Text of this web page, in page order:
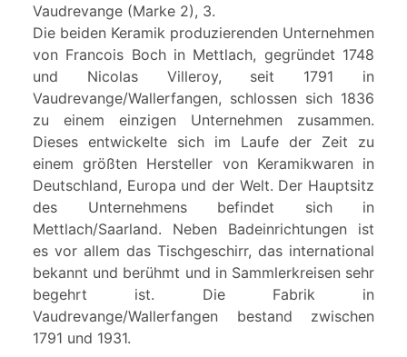
Vaudrevange (Marke 2), 3.
Die beiden Keramik produzierenden Unternehmen
von Francois Boch in Mettlach, gegründet 1748
und Nicolas Villeroy, seit 1791 in
Vaudrevange/Wallerfangen, schlossen sich 1836
zu einem einzigen Unternehmen zusammen.
Dieses entwickelte sich im Laufe der Zeit zu
einem größten Hersteller von Keramikwaren in
Deutschland, Europa und der Welt. Der Hauptsitz
des Unternehmens befindet sich in
Mettlach/Saarland. Neben Badeinrichtungen ist
es vor allem das Tischgeschirr, das international
bekannt und berühmt und in Sammlerkreisen sehr
begehrt ist. Die Fabrik in
Vaudrevange/Wallerfangen bestand zwischen
1791 und 1931.